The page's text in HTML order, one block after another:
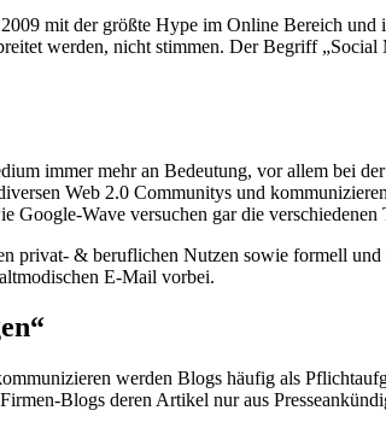
mit der größte Hype im Online Bereich und
werden, nicht stimmen. Der Begriff
immer mehr an Bedeutung, vor allem bei
Web 2.0 Communitys und
Wave versuchen gar die
privat- & beruflichen Nutzen sowie formell
E-Mail vorbei.
werden Blogs häufig als
Blogs deren Artikel nur aus